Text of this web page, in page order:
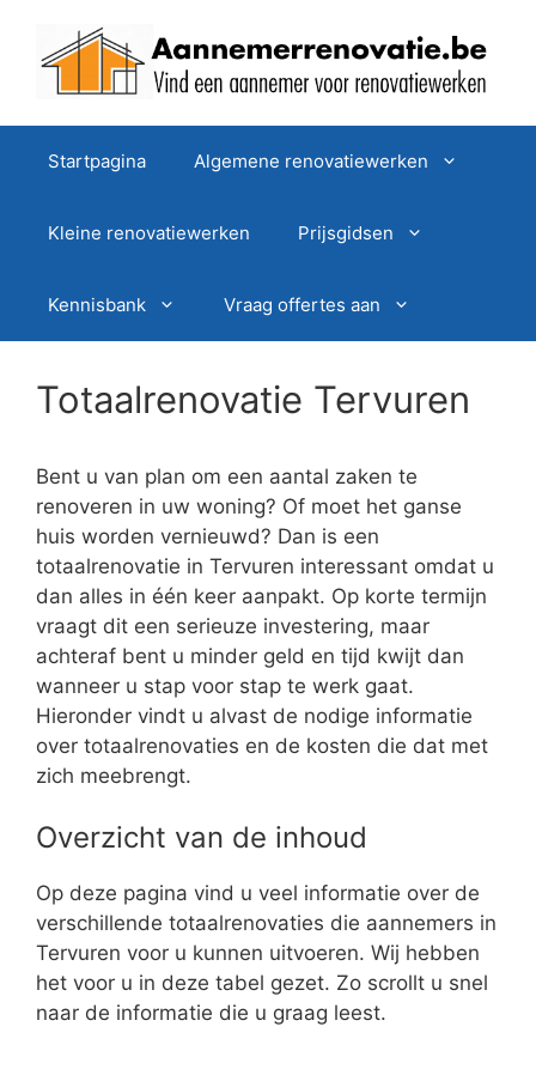
Startpagina Algemene renovatiewerken
Kleine renovatiewerken Prijsgidsen
Kennisbank Vraag offertes aan
Totaalrenovatie Tervuren
Bent u van plan om een aantal zaken te
renoveren in uw woning? Of moet het ganse
huis worden vernieuwd? Dan is een
totaalrenovatie in Tervuren interessant omdat u
dan alles in één keer aanpakt. Op korte termijn
vraagt dit een serieuze investering, maar
achteraf bent u minder geld en tijd kwijt dan
wanneer u stap voor stap te werk gaat.
Hieronder vindt u alvast de nodige informatie
over totaalrenovaties en de kosten die dat met
zich meebrengt.
Overzicht van de inhoud
Op deze pagina vind u veel informatie over de
verschillende totaalrenovaties die aannemers in
Tervuren voor u kunnen uitvoeren. Wij hebben
het voor u in deze tabel gezet. Zo scrollt u snel
naar de informatie die u graag leest.